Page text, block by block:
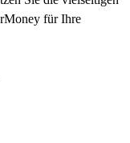
für Ihre